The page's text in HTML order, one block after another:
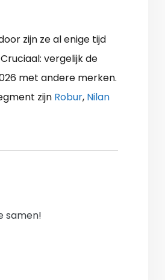
zijn ze al enige tijd
vergelijk de
met andere merken.
zijn Robur, Nilan
samen!